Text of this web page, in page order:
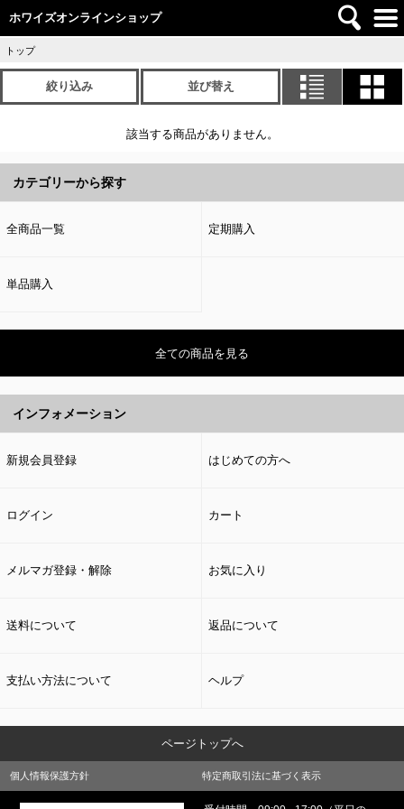
ホワイズオンラインショップ
トップ
絞り込み 並び替え
該当する商品がありません。
カテゴリーから探す
全商品一覧 定期購入
単品購入
全ての商品を見る
インフォメーション
新規会員登録 はじめての方へ
ログイン カート
メルマガ登録・解除 お気に入り
送料について 返品について
支払い方法について ヘルプ
ページトップへ
個人情報保護方針 特定商取引法に基づく表示